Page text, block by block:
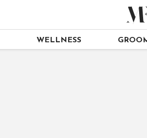
WELLNESS